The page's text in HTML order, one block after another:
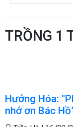
TRỒNG 1
Hướng Hóa:
nhớ ơn Bác